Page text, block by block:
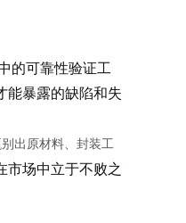
的可靠性验证工
能暴露的缺陷和失
出原材料、封装工
市场中立于不败之